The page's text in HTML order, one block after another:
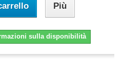
Più
sulla disponibilità